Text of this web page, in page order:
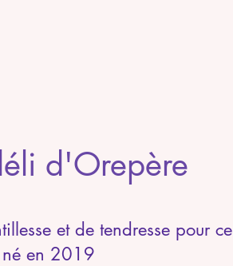
d'Orepère
et de tendresse pour ce
en 2019